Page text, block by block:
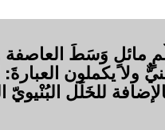
مائلٍ وَسَطَ
يكملون
للخَلَل